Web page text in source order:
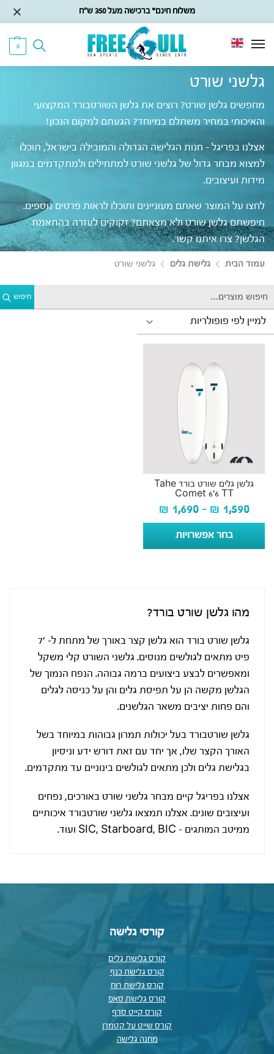
משלוח חינם* ברכישה מעל 350 ש״ח
0
גלשני שורט
מחפשים גלשן שורט? רוצים את גלשן השורטבורד המקצועי
והאיכותי במחיר משתלם במיוחד? הגעתם למקום הנכון!
אצלנו בפריגל – חנות הגלישה הגדולה והמובילה בישראל, תוכלו
למצוא מבחר גדול של גלשני שורט למתחילים ולמתקדמים במגוון
מידות ועיצובים.
לחצו על המוצר שאתם מעוניינים ותוכלו לראות פרטים נוספים.
חיפשתם גלשן שורט ולא מצאתם? זקוקים לעזרה בהתאמת
הגלשן? צרו איתנו קשר.
עמוד הבית גלישת גלים גלשני שורט
חיפוש
גלשן גלים שורט בורד Tahe
Comet 6’6 TT
₪ 1,590
–
₪ 1,690
בחר אפשרויות
מהו גלשן שורט בורד?
גלשן שורט בורד הוא גלשן קצר באורך של מתחת ל- ‘7
פיט מתאים לגולשים מנוסים. גלשני השורט קלי משקל
ומאפשרים לבצע ביצועים ברמה גבוהה. הנפח הנמוך של
הגלשן מקשה הן על תפיסת גלים והן על כניסה לגלים
והם פחות יציבים משאר הגלשנים.
גלשן שורטבורד בעל יכולות תמרון גבוהות במיוחד בשל
האורך הקצר שלו, אך יחד עם זאת דורש ידע וניסיון
בגלישת גלים ולכן מתאים לגולשים בינוניים עד מתקדמים.
אצלנו בפריגל קיים מבחר גלשני שורט באורכים, נפחים
ועיצובים שונים. אצלנו תמצאו גלשני שורטבורד איכותיים
ממיטב המותגים – SIC, Starboard, BIC ועוד.
קורסי גלישה
קורס גלישת גלים
קורס גלישת כנף
קורס גלישת רוח
קורס גלישת סאפ
קורס קייט סרף
קורס שייט על קטמרן
מחנה גלישה